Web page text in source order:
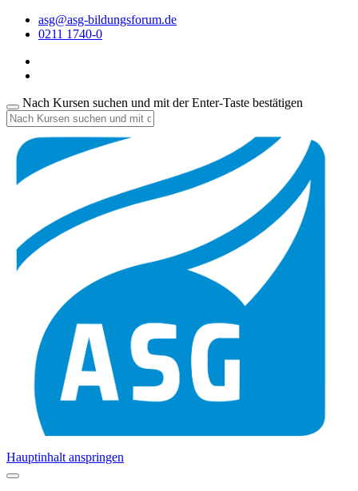
asg@asg-bildungsforum.de
0211 1740-0
Nach Kursen suchen und mit der Enter-Taste bestätigen
Hauptinhalt anspringen